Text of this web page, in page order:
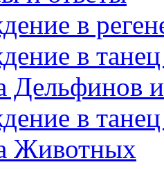
в
в
Дельфинов
в
Животных